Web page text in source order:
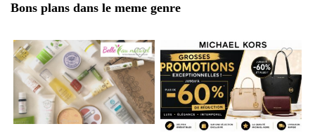
Bons plans dans le meme genre